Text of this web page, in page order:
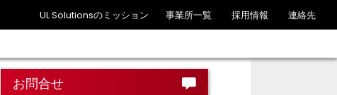
UL Solutionsのミッション 事業所一覧 採用情報 連絡先
お問合せ